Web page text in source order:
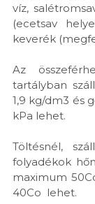
víz,
(ecetsav
keverék
Az
tartályban
1,9 kg/dm3 és
kPa lehet.
Töltésnél,
folyadékok
maximum
40Co lehet.